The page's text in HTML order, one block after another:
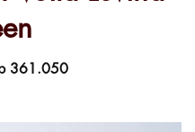
361.050Harga
Rp 361.050.